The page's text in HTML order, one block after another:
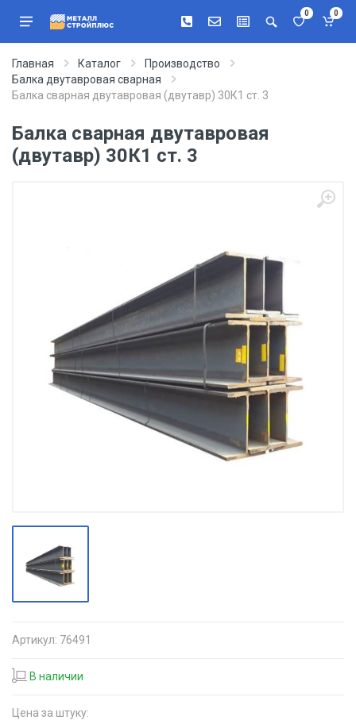
0 0
Главная Каталог
Производство
Балка двутавровая сварная
Балка сварная двутавровая (двутавр) 30К1 ст. 3
Балка сварная двутавровая
(двутавр) 30К1 ст. 3
Артикул: 76491
В наличии
Цена за штуку: